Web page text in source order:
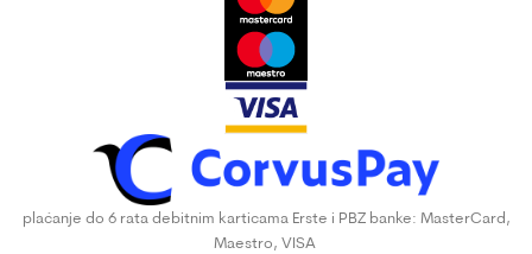
plaćanje do 6 rata debitnim karticama Erste i PBZ banke: MasterCard,
Maestro, VISA